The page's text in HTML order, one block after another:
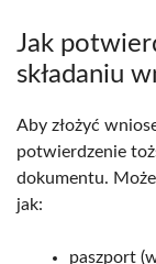
Jak
składaniu
Aby złożyć
potwierdzenie
dokumentu.
jak:
paszport